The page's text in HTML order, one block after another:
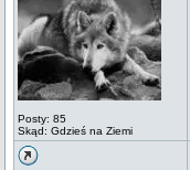
Posty: 85
Skąd: Gdzieś na Ziemi